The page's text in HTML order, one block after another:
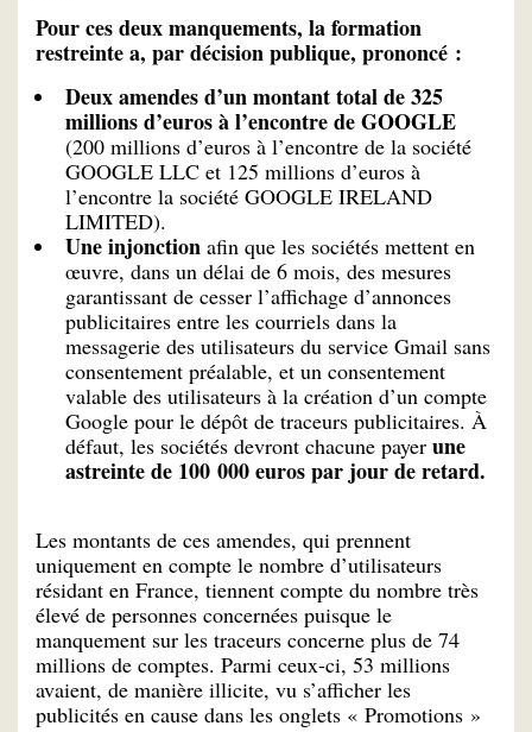
Pour ces deux manquements, la formation
restreinte a, par décision publique, prononcé :
Deux amendes d’un montant total de 325
millions d’euros à l’encontre de GOOGLE
(200 millions d’euros à l’encontre de la société
GOOGLE LLC et 125 millions d’euros à
l’encontre la société GOOGLE IRELAND
LIMITED).
Une injonction afin que les sociétés mettent en
œuvre, dans un délai de 6 mois, des mesures
garantissant de cesser l’affichage d’annonces
publicitaires entre les courriels dans la
messagerie des utilisateurs du service Gmail sans
consentement préalable, et un consentement
valable des utilisateurs à la création d’un compte
Google pour le dépôt de traceurs publicitaires. À
défaut, les sociétés devront chacune payer une
astreinte de 100 000 euros par jour de retard.
Les montants de ces amendes, qui prennent
uniquement en compte le nombre d’utilisateurs
résidant en France, tiennent compte du nombre très
élevé de personnes concernées puisque le
manquement sur les traceurs concerne plus de 74
millions de comptes. Parmi ceux-ci, 53 millions
avaient, de manière illicite, vu s’afficher les
publicités en cause dans les onglets « Promotions »